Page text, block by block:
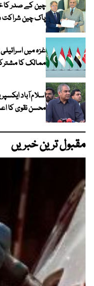
چین کے صدر کا
پاک چین شراکت
ممالک کا
اسلام آباد
محسن نقوی کا
مقبول ترین خبریں